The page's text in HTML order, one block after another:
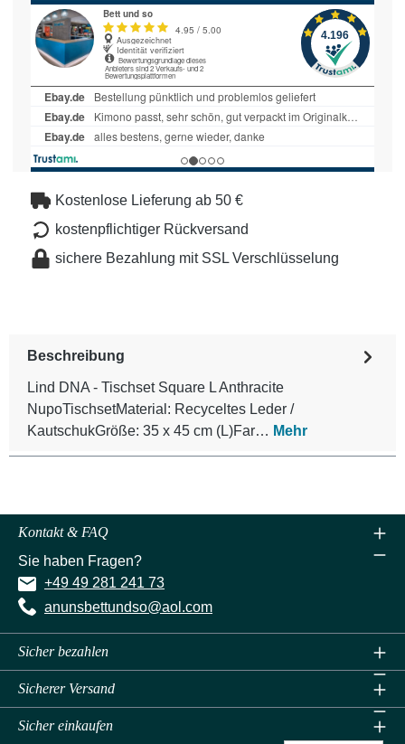
Kostenlose Lieferung ab 50 €
kostenpflichtiger Rückversand
sichere Bezahlung mit SSL Verschlüsselung
Beschreibung
Lind DNA - Tischset Square L Anthracite
NupoTischsetMaterial: Recyceltes Leder /
KautschukGröße: 35 x 45 cm (L)Far… Mehr
Kontakt & FAQ
Sie haben Fragen?
+49 49 281 241 73
anunsbettundso@aol.com
Sicher bezahlen
Sicherer Versand
Sicher einkaufen